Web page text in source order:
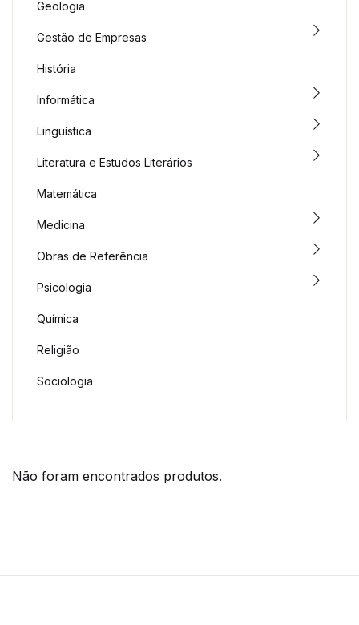
Não foram encontrados produtos.
Geologia
Gestão de Empresas
História
Informática
Linguística
Literatura e Estudos Literários
Matemática
Medicina
Obras de Referência
Psicologia
Química
Religião
Sociologia